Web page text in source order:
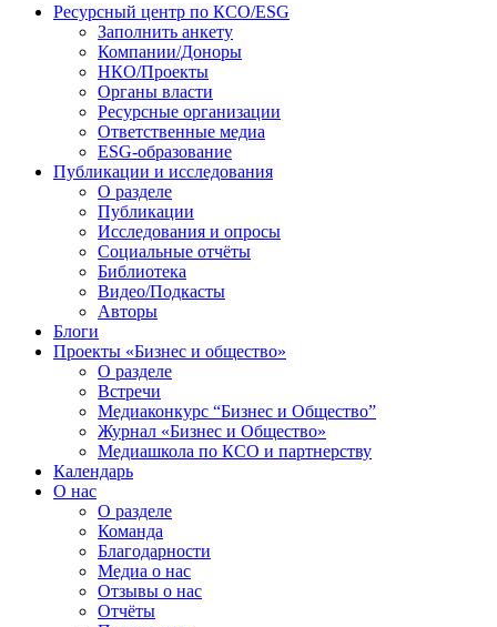
Перейти
содержимому
Ресурсный центр по КСО/ESG
Заполнить анкету
Компании/Доноры
НКО/Проекты
Органы власти
Ресурсные организации
Ответственные медиа
ESG-образование
Публикации и исследования
О разделе
Публикации
Исследования и опросы
Социальные отчёты
Библиотека
Видео/Подкасты
Авторы
Блоги
Проекты «Бизнес и общество»
О разделе
Встречи
Медиаконкурс “Бизнес и Общество”
Журнал «Бизнес и Общество»
Медиашкола по КСО и партнерству
Календарь
О нас
О разделе
Команда
Благодарности
Медиа о нас
Отзывы о нас
Отчёты